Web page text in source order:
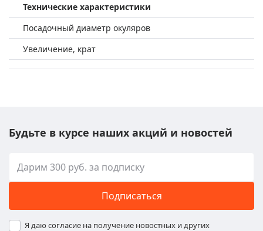
Технические характеристики
Посадочный диаметр окуляров
Увеличение, крат
Будьте в курсе наших акций и новостей
Подписаться
Я даю согласие на получение новостных и других